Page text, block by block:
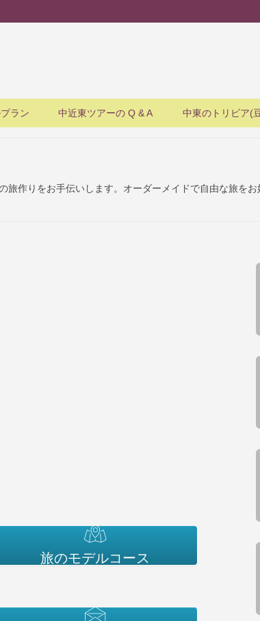
ラン 中近東ツアーの Q & A 中東のトリビア(
作りをお手伝いします。オーダーメイドで自由な旅を
旅のモデルコース